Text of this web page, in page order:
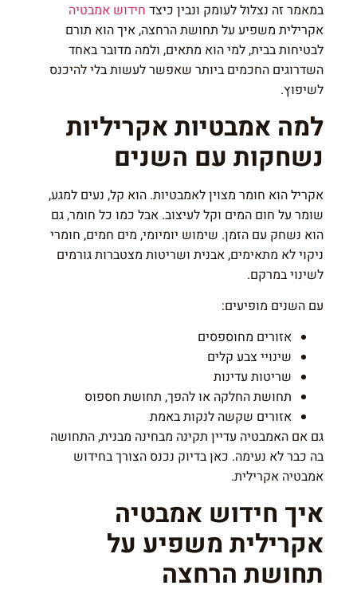
במאמר זה נצלול לעומק ונבין כיצד חידוש אמבטיה
אקרילית משפיע על תחושת הרחצה, איך הוא תורם
לבטיחות בבית, למי הוא מתאים, ולמה מדובר באחד
השדרוגים החכמים ביותר שאפשר לעשות בלי להיכנס
לשיפוץ.
למה אמבטיות אקריליות
נשחקות עם השנים
אקריל הוא חומר מצוין לאמבטיות. הוא קל, נעים למגע,
שומר על חום המים וקל לעיצוב. אבל כמו כל חומר, גם
הוא נשחק עם הזמן. שימוש יומיומי, מים חמים, חומרי
ניקוי לא מתאימים, אבנית ושריטות מצטברות גורמים
לשינוי במרקם.
עם השנים מופיעים:
אזורים מחוספסים
שינויי צבע קלים
שריטות עדינות
תחושת החלקה או להפך, תחושת חספוס
אזורים שקשה לנקות באמת
גם אם האמבטיה עדיין תקינה מבחינה מבנית, התחושה
בה כבר לא נעימה. כאן בדיוק נכנס הצורך בחידוש
אמבטיה אקרילית.
איך חידוש אמבטיה
אקרילית משפיע על
תחושת הרחצה